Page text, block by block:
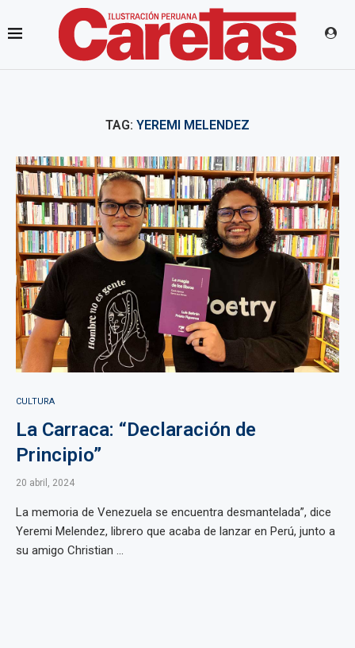
TAG: YEREMI MELENDEZ
CULTURA
La Carraca: “Declaración de
Principio”
20 abril, 2024
La memoria de Venezuela se encuentra desmantelada”, dice
Yeremi Melendez, librero que acaba de lanzar en Perú, junto a
su amigo Christian ...